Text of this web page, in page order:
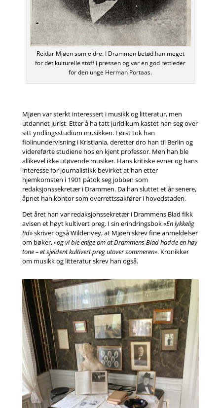
Reidar Mjøen som eldre. I Drammen betød han meget
for det kulturelle stoff i pressen og var en god rettleder
for den unge Herman Portaas.
Mjøen var sterkt interessert i musikk og litteratur, men
utdannet jurist. Etter å ha tatt juridikum kastet han seg over
sitt yndlingsstudium musikken. Først tok han
fiolinundervisning i Kristiania, deretter dro han til Berlin og
videreførte studiene hos en kjent professor. Men han ble
allikevel ikke utøvende musiker. Hans kritiske evner og hans
interesse for journalistikk bevirket at han etter
hjemkomsten i 1901 påtok seg jobben som
redaksjonssekretær i Drammen. Da han sluttet et år senere,
åpnet han kontor som overrettssakfører i hovedstaden.
Det året han var redaksjonssekretær i Drammens Blad fikk
avisen et høyt kultivert preg. I sin erindringsbok «En lykkelig
tid» skriver også Wildenvey, at Mjøen skrev fine anmeldelser
om bøker, «og vi ble enige om at Drammens Blad hadde en høy
tone – et sjeldent kultivert preg utover sommeren». Kronikker
om musikk og litteratur skrev han også.